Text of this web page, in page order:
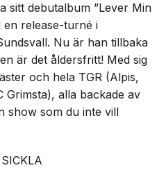
sitt debutalbum ”Lever Min
en release-turné i
Nu är han tillbaka
är det åldersfritt! Med sig
och hela TGR (Alpis,
Grimsta), alla backade av
show som du inte vill